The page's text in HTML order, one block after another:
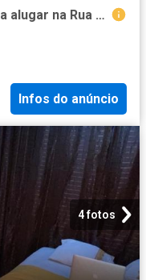
Apartamento com 2 quartos para alugar na Rua Princesa Isabel, 27, Centro, Fortaleza
Infos do anúncio
4 fotos